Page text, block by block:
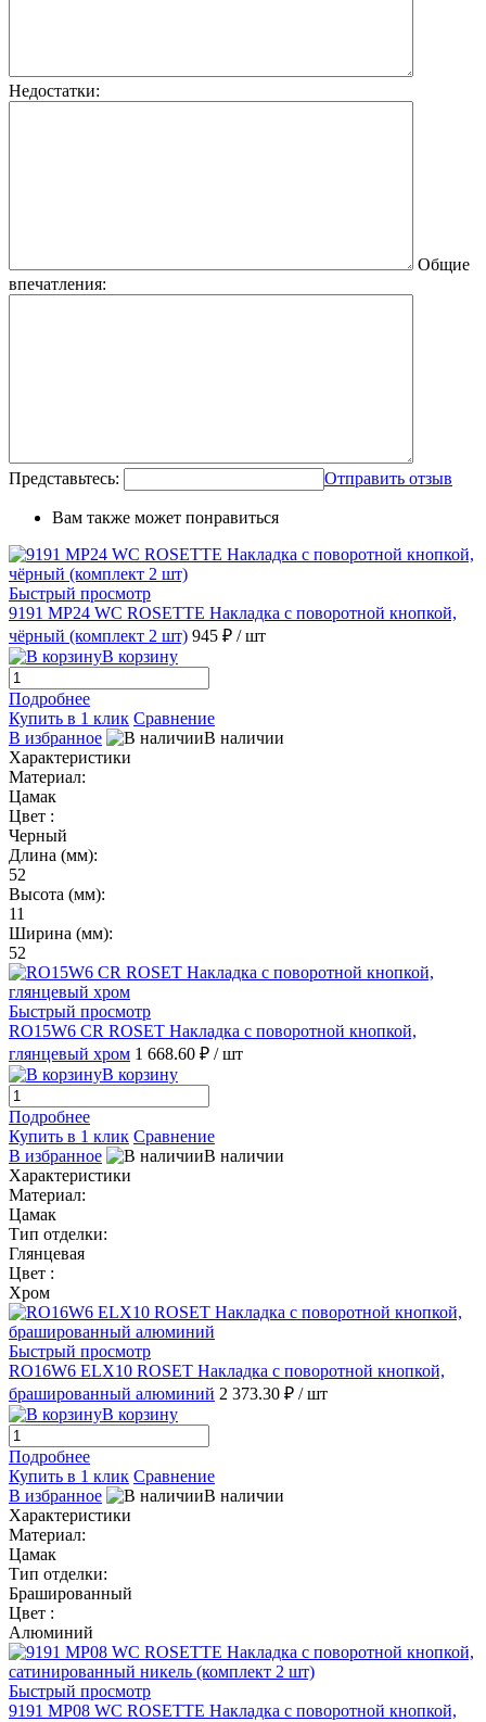
Недостатки:
Общие
впечатления:
Представьтесь: Отправить отзыв
Вам также может понравиться
Быстрый просмотр
9191 MP24 WC ROSETTE Накладка с поворотной кнопкой,
чёрный (комплект 2 шт) 945 ₽ / шт
В корзину
Подробнее
Купить в 1 клик Сравнение
В избранное
В наличии
Характеристики
Материал:
Цамак
Цвет :
Черный
Длина (мм):
52
Высота (мм):
11
Ширина (мм):
52
Быстрый просмотр
RO15W6 CR ROSET Накладка с поворотной кнопкой,
глянцевый хром 1 668.60 ₽ / шт
В корзину
Подробнее
Купить в 1 клик Сравнение
В избранное
В наличии
Характеристики
Материал:
Цамак
Тип отделки:
Глянцевая
Цвет :
Хром
Быстрый просмотр
RO16W6 ELX10 ROSET Накладка с поворотной кнопкой,
брашированный алюминий 2 373.30 ₽ / шт
В корзину
Подробнее
Купить в 1 клик Сравнение
В избранное
В наличии
Характеристики
Материал:
Цамак
Тип отделки:
Брашированный
Цвет :
Алюминий
Быстрый просмотр
9191 MP08 WC ROSETTE Накладка с поворотной кнопкой,